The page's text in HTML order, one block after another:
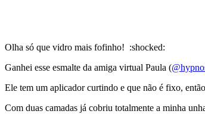
Olha só que vidro mais fofinho! :shocked:
Ganhei esse esmalte da amiga virtual Paula (
Ele tem um aplicador curtindo e que não é fixo,
Com duas camadas já cobriu totalmente a minha